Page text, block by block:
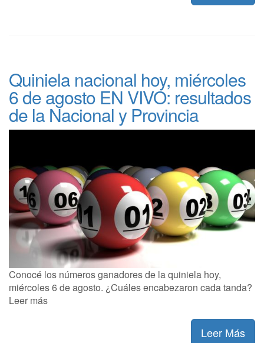
Quiniela nacional hoy, miércoles
6 de agosto EN VIVO: resultados
de la Nacional y Provincia
Conocé los números ganadores de la quiniela hoy,
miércoles 6 de agosto. ¿Cuáles encabezaron cada tanda?
Leer más
Leer Más